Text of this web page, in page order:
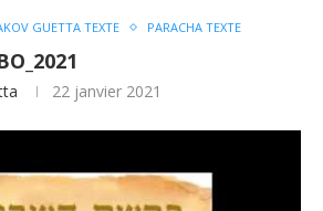
GUETTA TEXTE PARACHA TEXTE
22 janvier 2021